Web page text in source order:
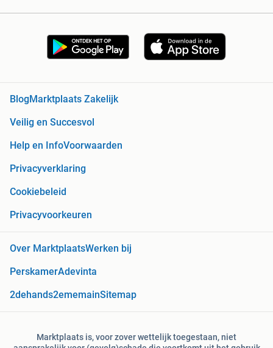
BlogMarktplaats Zakelijk
Veilig en Succesvol
Help en InfoVoorwaarden
Privacyverklaring
Cookiebeleid
Privacyvoorkeuren
Over MarktplaatsWerken bij
PerskamerAdevinta
2dehands2ememainSitemap
Marktplaats is, voor zover wettelijk toegestaan, niet